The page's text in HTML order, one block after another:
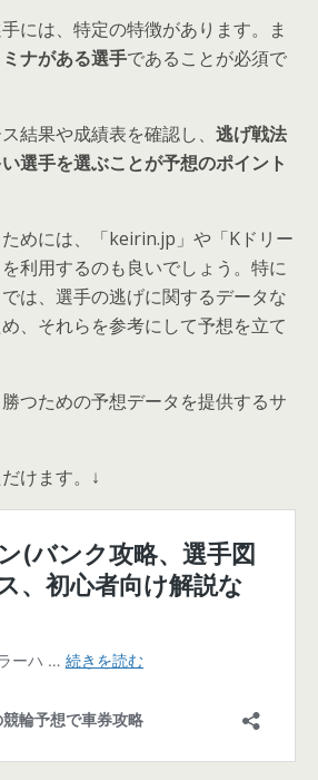
には、特定の特徴があります。ま
ナがある選手であることが必須で
結果や成績表を確認し、 逃げ戦法
選手を選ぶことが予想のポイント
めには、「keirin.jp」や「Kドリー
利用するのも良いでしょう。特に
は、選手の逃げに関するデータな
、それらを参考にして予想を立て
つための予想データを提供するサ
けます。↓